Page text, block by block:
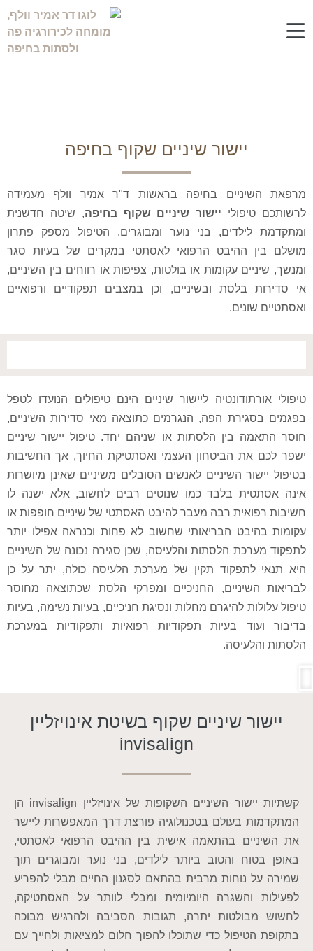
יישור שיניים שקוף בחיפה
מרפאת השיניים בחיפה בראשות ד"ר אמיר וולף מעמידה
לרשותכם טיפולי יישור שיניים שקוף בחיפה, שיטה חדשנית
ומתקדמת לילדים, בני נוער ומבוגרים. הטיפול מספק פתרון
מושלם בין ההיבט הרפואי לאסתטי במקרים של בעיות סגר
ומנשך, שיניים עקומות או בולטות, צפיפות או רווחים בין השיניים,
אי סדירות בלסת ובשיניים, וכן במצבים תפקודיים ורפואיים
ואסתטיים שונים.
טיפולי אורתודונטיה ליישור שיניים הינם טיפולים הנועדו לטפל
בפגמים בסגירת הפה, הנגרמים כתוצאה מאי סדירות השיניים,
חוסר התאמה בין הלסתות או שניהם יחד. טיפול יישור שיניים
ישפר לכם את הביטחון העצמי ואסתטיקת החיוך, אך החשיבות
בטיפול יישור השיניים לאנשים הסובלים משיניים שאינן מיושרות
אינה אסתטית בלבד כמו שנוטים רבים לחשוב, אלא ישנה לו
חשיבות רפואית רבה מעבר להיבט האסתטי של שיניים חופפות או
עקומות בהיבט הבריאותי שחשוב לא פחות וכנראה אפילו יותר
לתפקוד מערכת הלסתות והלעיסה, שכן סגירה נכונה של השיניים
היא תנאי לתפקוד תקין של מערכת הלעיסה כולה, יתר על כן
לבריאות השיניים, החניכיים ומפרקי הלסת שכתוצאה מחוסר
טיפול עלולות להיגרם מחלות ונסיגת חניכיים, בעיות נשימה, בעיות
בדיבור ועוד בעיות תפקודיות רפואיות ותפקודיות במערכת
הלסתות והלעיסה.
יישור שיניים שקוף בשיטת אינויזליין
invisalign
קשתיות יישור השיניים השקופות של אינויזליין invisalign הן
המתקדמות בעולם בטכנולוגיה פורצת דרך המאפשרות ליישר
את השיניים בהתאמה אישית בין ההיבט הרפואי לאסתטי,
באופן בטוח והטוב ביותר לילדים, בני נוער ומבוגרים תוך
שמירה על נוחות מרבית בהתאם לסגנון החיים מבלי להפריע
לפעילות והשגרה היומיומית ומבלי לוותר על האסתטיקה,
לחשוש מבולטות יתרה, תגובות הסביבה ולהרגיש מבוכה
בתקופת הטיפול כדי שתוכלו להפוך חלום למציאות ולחייך עם